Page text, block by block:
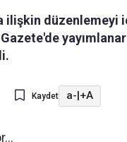
ilişkin düzenlemeyi
Kaydet a-|+A